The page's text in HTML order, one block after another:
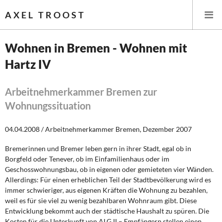
AXEL TROOST
Startseite
Themen
Leitlinien linker Wirtschafts- und Finanzpolitik
Steuer- und Finanzpolitik
Öffentliche Infrastruktur und Daseinsvorsorge
Eurokrise und Griechenland
Wohnen in Bremen - Wohnen mit
Hartz IV
Arbeitnehmerkammer Bremen zur
Wohnungssituation
04.04.2008 / Arbeitnehmerkammer Bremen, Dezember 2007
Bremerinnen und Bremer leben gern in ihrer Stadt, egal ob in
Borgfeld oder Tenever, ob im Einfamilienhaus oder im
Geschosswohnungsbau, ob in eigenen oder gemieteten vier Wänden.
Allerdings: Für einen erheblichen Teil der Stadtbevölkerung wird es
immer schwieriger, aus eigenen Kräften die Wohnung zu bezahlen,
weil es für sie viel zu wenig bezahlbaren Wohnraum gibt. Diese
Entwicklung bekommt auch der städtische Haushalt zu spüren. Die